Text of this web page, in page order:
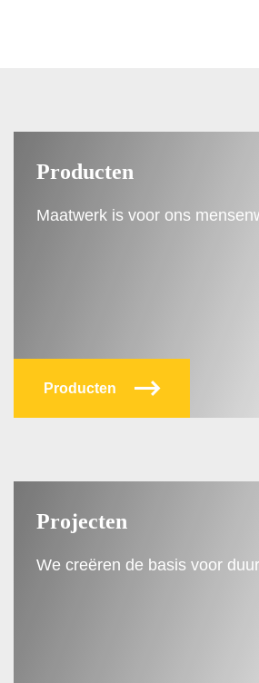
Producten
Maatwerk is voor ons
Producten
Projecten
We creëren de basis voor